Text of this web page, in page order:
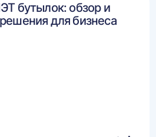
бутылок: обзор и
для бизнеса